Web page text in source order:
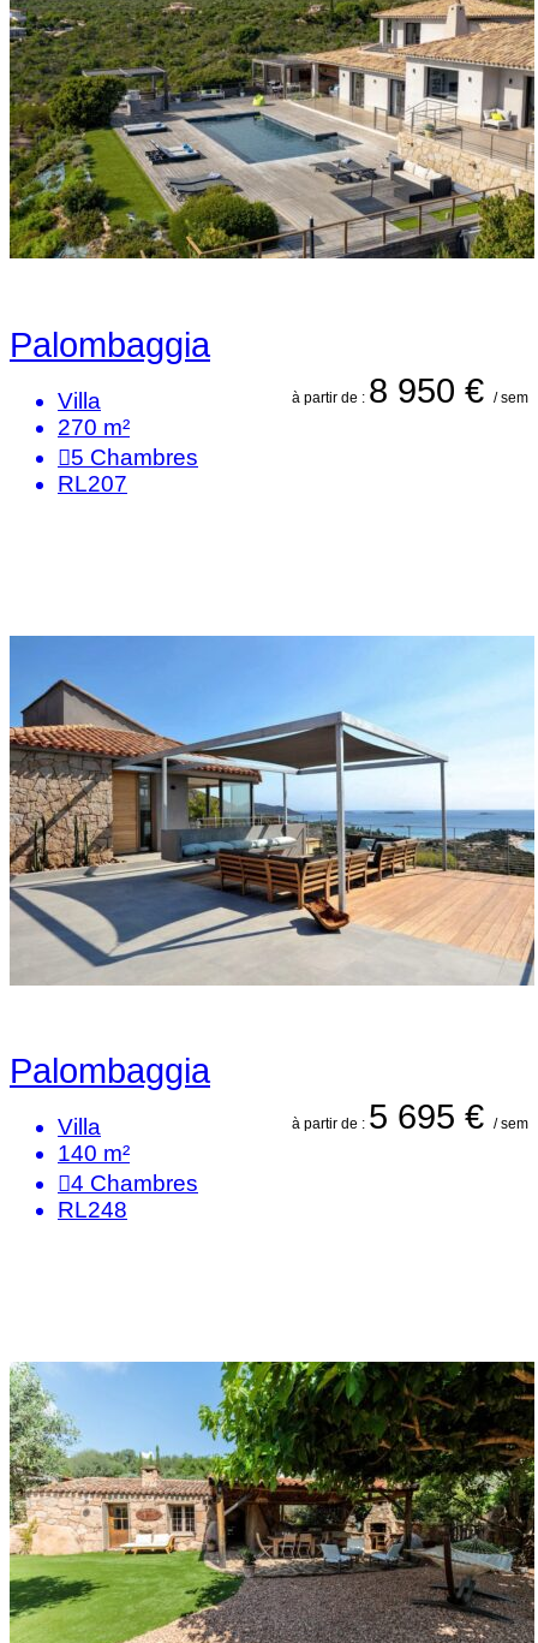
Palombaggia
à partir de : 8 950 € / sem
Villa
270 m²
5 Chambres
RL207
Palombaggia
à partir de : 5 695 € / sem
Villa
140 m²
4 Chambres
RL248